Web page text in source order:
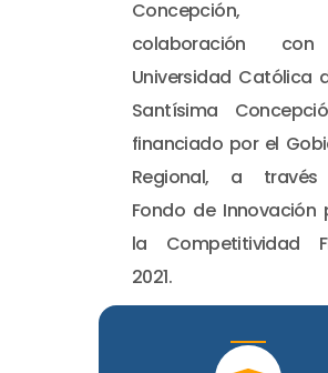
Concepción,
colaboración
Universidad Católica
Santísima
financiado por el
Regional, a
Fondo de Innovación
la Competitividad
2021.